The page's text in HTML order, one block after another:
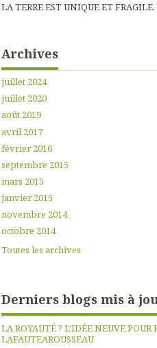
LA TERRE EST UNIQUE ET
Archives
juillet 2024
juillet 2020
août 2019
avril 2017
février 2016
septembre 2015
mars 2015
janvier 2015
novembre 2014
octobre 2014
Toutes les archives
Derniers blogs mis à
LA ROYAUTÉ ? L'IDÉE NEUVE POUR
LAFAUTEAROUSSEAU